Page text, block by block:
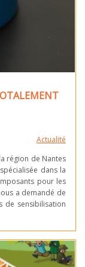
Actualité
la région de Nantes
dans la
pour les
a demandé de
de sensibilisation